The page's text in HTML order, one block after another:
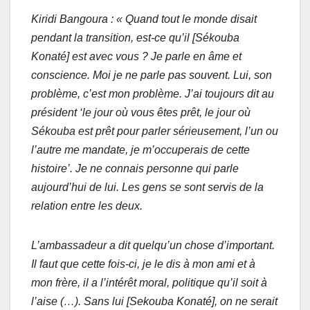
Kiridi Bangoura : « Quand tout le monde disait
pendant la transition, est-ce qu’il [Sékouba
Konaté] est avec vous ? Je parle en âme et
conscience. Moi je ne parle pas souvent. Lui, son
problème, c’est mon problème. J’ai toujours dit au
président ‘le jour où vous êtes prêt, le jour où
Sékouba est prêt pour parler sérieusement, l’un ou
l’autre me mandate, je m’occuperais de cette
histoire’. Je ne connais personne qui parle
aujourd’hui de lui. Les gens se sont servis de la
relation entre les deux.
L’ambassadeur a dit quelqu’un chose d’important.
Il faut que cette fois-ci, je le dis à mon ami et à
mon frère, il a l’intérêt moral, politique qu’il soit à
l’aise (…). Sans lui [Sekouba Konaté], on ne serait